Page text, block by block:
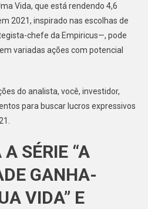
Vida, que está rendendo 4,6
2021, inspirado nas escolhas de
chefe da Empiricus—, pode
variadas ações com potencial
do analista, você, investidor,
para buscar lucros expressivos
SÉRIE “A
GANHA-
VIDA” E